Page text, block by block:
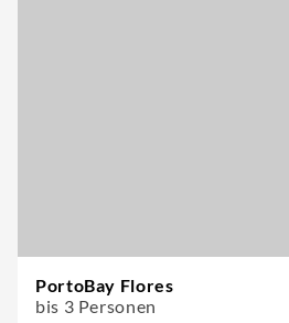
PortoBay Flores
bis 3 Personen